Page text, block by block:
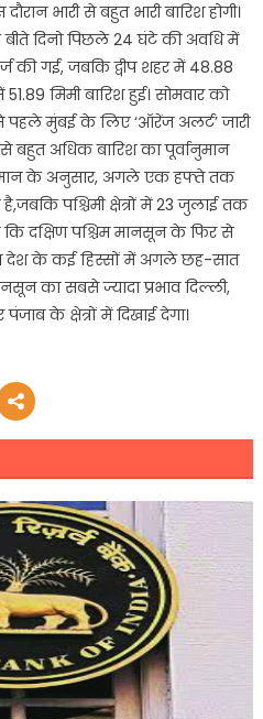
भारी से बहुत भारी बारिश होगी।
दिनो पिछले 24 घंटे की अवधि में
की गई, जबकि द्वीप शहर में 48.88
मिमी बारिश हुई। सोमवार को
पहले मुंबई के लिए ‘ऑरेंज अलर्ट’ जारी
बहुत अधिक बारिश का पूर्वानुमान
के अनुसार, अगले एक हफ्ते तक
है,जबकि पश्चिमी क्षेत्रों में 23 जुलाई तक
दक्षिण पश्चिम मानसून के फिर से
देश के कई हिस्सों में अगले छह-सात
का सबसे ज्यादा प्रभाव दिल्ली,
के क्षेत्रों में दिखाई देगा।